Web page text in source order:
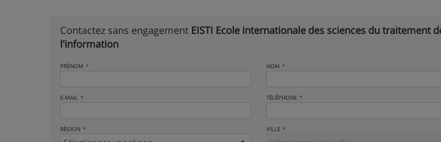
Contactez sans engagement EISTI Ecole internationale des sciences du traitement
l'information
PRÉNOM NOM
E-MAIL TÉLÉPHONE
RÉGION VILLE